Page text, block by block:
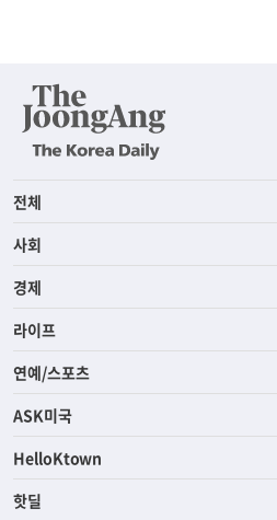
전체
사회
경제
라이프
연예/스포츠
ASK미국
HelloKtown
핫딜